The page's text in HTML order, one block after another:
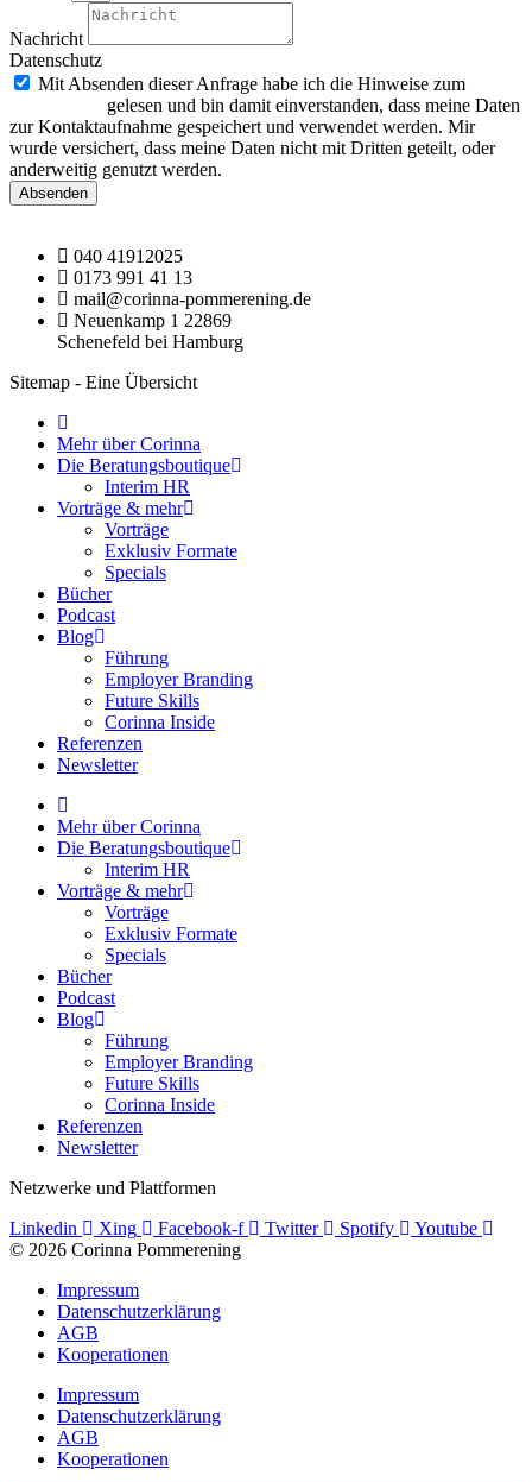
Nachricht
Datenschutz
Mit Absenden dieser Anfrage habe ich die Hinweise zum
gelesen und bin damit einverstanden, dass meine Daten
zur Kontaktaufnahme gespeichert und verwendet werden. Mir
wurde versichert, dass meine Daten nicht mit Dritten geteilt, oder
anderweitig genutzt werden.
Absenden
040 41912025
0173 991 41 13
mail@corinna-pommerening.de
Neuenkamp 1 22869
Schenefeld bei Hamburg
Sitemap - Eine Übersicht
Mehr über Corinna
Die Beratungsboutique
Interim HR
Vorträge & mehr
Vorträge
Exklusiv Formate
Specials
Bücher
Podcast
Blog
Führung
Employer Branding
Future Skills
Corinna Inside
Referenzen
Newsletter
Mehr über Corinna
Die Beratungsboutique
Interim HR
Vorträge & mehr
Vorträge
Exklusiv Formate
Specials
Bücher
Podcast
Blog
Führung
Employer Branding
Future Skills
Corinna Inside
Referenzen
Newsletter
Netzwerke und Plattformen
Linkedin
Xing Facebook-f Twitter Spotify
Youtube
© 2026 Corinna Pommerening
Impressum
Datenschutzerklärung
AGB
Kooperationen
Impressum
Datenschutzerklärung
AGB
Kooperationen